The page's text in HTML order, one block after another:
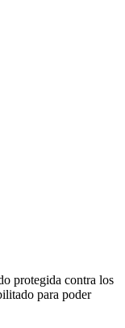
protegida contra los
para poder